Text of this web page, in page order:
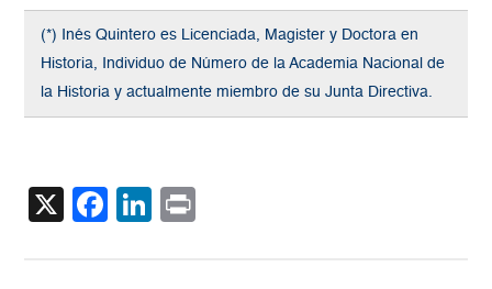
(*) Inés Quintero es Licenciada, Magister y Doctora en
Historia, Individuo de Número de la Academia Nacional de
la Historia y actualmente miembro de su Junta Directiva.
X Facebook
LinkedIn